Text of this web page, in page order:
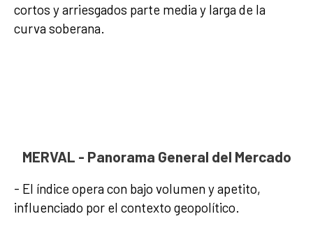
cortos y arriesgados parte media y larga de la
curva soberana.
MERVAL - Panorama General del Mercado
- El índice opera con bajo volumen y apetito,
influenciado por el contexto geopolítico.